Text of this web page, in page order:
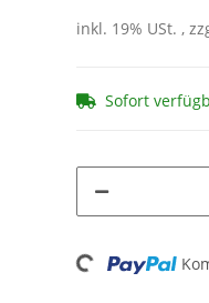
inkl. 19% USt. ,
Sofort
Loading...